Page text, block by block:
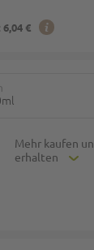
6,04 €
Mehr kaufen
erhalten